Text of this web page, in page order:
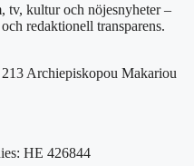
tv, kultur och nöjesnyheter –
redaktionell transparens.
Archiepiskopou Makariou
HE 426844